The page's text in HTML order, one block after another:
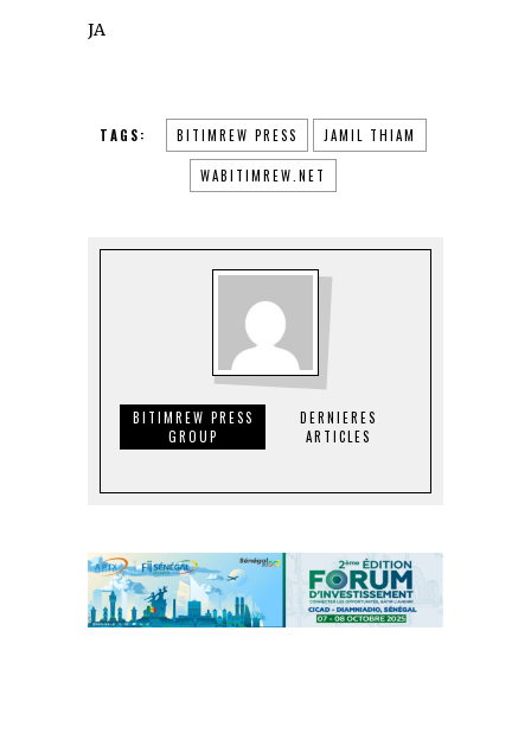
JA
TAGS: BITIMREW PRESS JAMIL THIAM
WABITIMREW.NET
BITIMREW PRESS
GROUP
DERNIERES
ARTICLES